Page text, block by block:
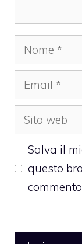
Nome
Email
Sito
web
Salva il
questo